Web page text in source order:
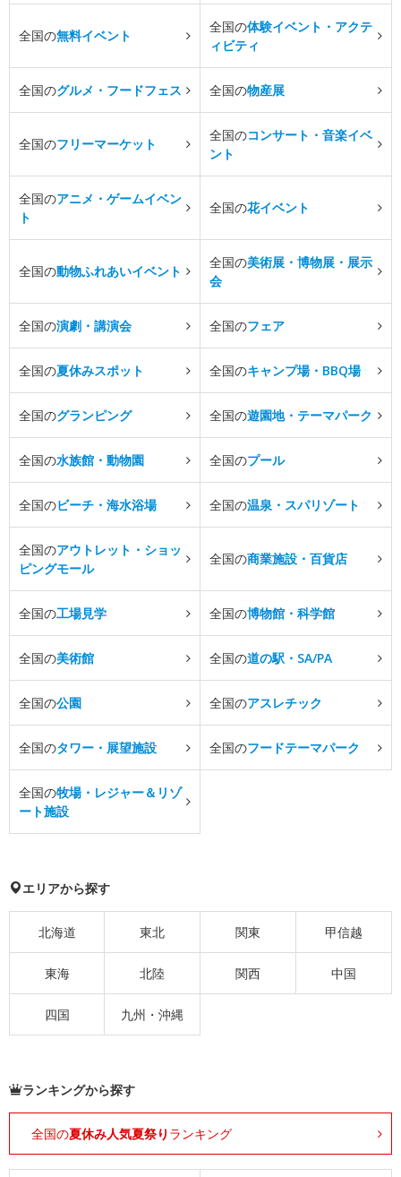
全国の無料イベント
全国の体験イベント・アクテ
ィビティ
全国のグルメ・フードフェス 全国の物産展
全国のフリーマーケット
全国のコンサート・音楽イベ
ント
全国のアニメ・ゲームイベン
ト
全国の花イベント
全国の動物ふれあいイベント
全国の美術展・博物展・展示
会
全国の演劇・講演会 全国のフェア
全国の夏休みスポット 全国のキャンプ場・BBQ場
全国のグランピング 全国の遊園地・テーマパーク
全国の水族館・動物園 全国のプール
全国のビーチ・海水浴場 全国の温泉・スパリゾート
全国のアウトレット・ショッ
ピングモール
全国の商業施設・百貨店
全国の工場見学 全国の博物館・科学館
全国の美術館 全国の道の駅・SA/PA
全国の公園 全国のアスレチック
全国のタワー・展望施設 全国のフードテーマパーク
全国の牧場・レジャー＆リゾ
ート施設
エリアから探す
北海道 東北 関東 甲信越
東海 北陸 関西 中国
四国 九州・沖縄
ランキングから探す
全国の夏休み人気夏祭り ランキング